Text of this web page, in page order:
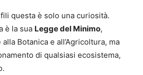
questa è solo una curiosità.
è la sua Legge del Minimo,
Botanica e all’Agricoltura, ma
di qualsiasi ecosistema,